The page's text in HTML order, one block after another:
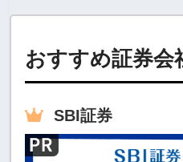
おすすめ証券会
SBI証券